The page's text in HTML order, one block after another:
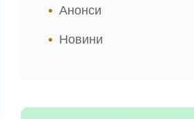
Анонси
Новини